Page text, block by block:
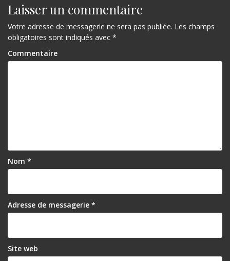
Laisser un commentaire
Votre adresse de messagerie ne sera pas publiée. Les champs
obligatoires sont indiqués avec *
Commentaire
Nom *
Adresse de messagerie *
Site web